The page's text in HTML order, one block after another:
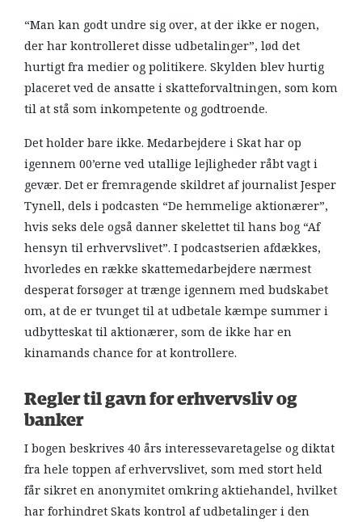
“Man kan godt undre sig over, at der ikke er nogen,
der har kontrolleret disse udbetalinger”, lød det
hurtigt fra medier og politikere. Skylden blev hurtig
placeret ved de ansatte i skatteforvaltningen, som kom
til at stå som inkompetente og godtroende.
Det holder bare ikke. Medarbejdere i Skat har op
igennem 00’erne ved utallige lejligheder råbt vagt i
gevær. Det er fremragende skildret af journalist Jesper
Tynell, dels i podcasten “De hemmelige aktionærer”,
hvis seks dele også danner skelettet til hans bog “Af
hensyn til erhvervslivet”. I podcastserien afdækkes,
hvorledes en række skattemedarbejdere nærmest
desperat forsøger at trænge igennem med budskabet
om, at de er tvunget til at udbetale kæmpe summer i
udbytteskat til aktionærer, som de ikke har en
kinamands chance for at kontrollere.
Regler til gavn for erhvervsliv og
banker
I bogen beskrives 40 års interessevaretagelse og diktat
fra hele toppen af erhvervslivet, som med stort held
får sikret en anonymitet omkring aktiehandel, hvilket
har forhindret Skats kontrol af udbetalinger i den